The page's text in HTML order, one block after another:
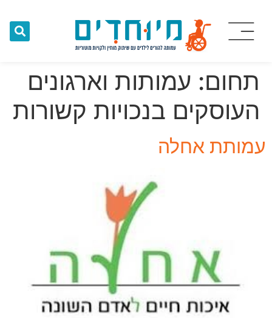
תחום: עמותות וארגונים
העוסקים בנכויות קשורות
עמותת אחלה